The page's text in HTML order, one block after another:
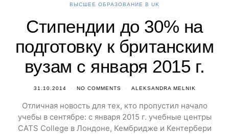
ВЫСШЕЕ ОБРАЗОВАНИЕ В UK
Стипендии до 30% на
подготовку к британским
вузам с января 2015 г.
31.10.2014 NO COMMENTS ALEKSANDRA MELNIK
Отличная новость для тех, кто пропустил начало
учебы в сентябре: с января 2015 г. учебные центры
CATS College в Лондоне, Кембридже и Кентербери